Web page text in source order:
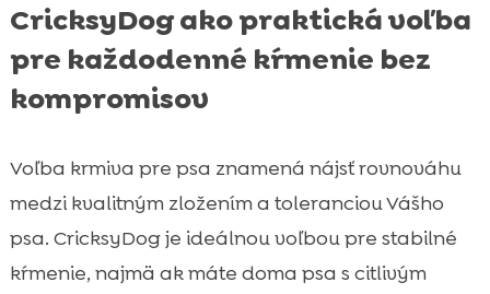
CricksyDog ako praktická voľba
pre každodenné kŕmenie bez
kompromisov
Voľba krmiva pre psa znamená nájsť rovnováhu
medzi kvalitným zložením a toleranciou Vášho
psa. CricksyDog je ideálnou voľbou pre stabilné
kŕmenie, najmä ak máte doma psa s citlivým